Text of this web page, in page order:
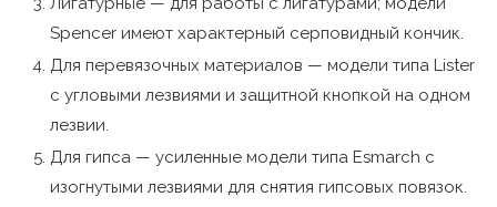
Spencer имеют характерный серповидный кончик.
Для перевязочных материалов — модели типа Lister
с угловыми лезвиями и защитной кнопкой на одном
лезвии.
Для гипса — усиленные модели типа Esmarch с
изогнутыми лезвиями для снятия гипсовых повязок.